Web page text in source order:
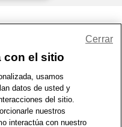
de Uso | Accesibilidad
Policy | Mapa del sitio
- 2026 CVS.com
con el sitio
usamos
datos de usted y
del sitio.
nuestros
interactúa con nuestro
Cerrar